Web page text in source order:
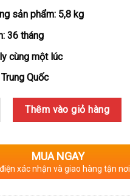
sản phẩm: 5,8 kg
36 tháng
cùng một lúc
Quốc
Thêm vào giỏ hàng
MUA NGAY
xác nhận và giao hàng tận nơi